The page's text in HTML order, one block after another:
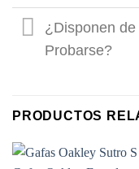
¿Disponen
Probarse?
PRODUCTOS